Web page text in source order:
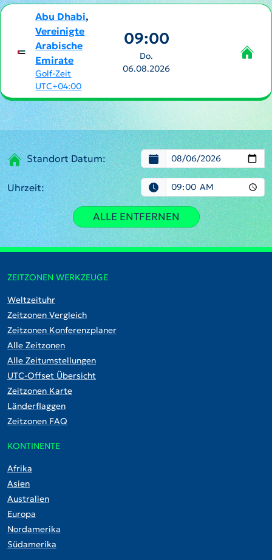
Abu Dhabi,
Vereinigte
Arabische
Emirate
Golf-Zeit
UTC+04:00
09:00
Do.
06.08.2026
Standort Datum:
Uhrzeit:
ALLE ENTFERNEN
ZEITZONEN WERKZEUGE
Weltzeituhr
Zeitzonen Vergleich
Zeitzonen Konferenzplaner
Alle Zeitzonen
Alle Zeitumstellungen
UTC-Offset Übersicht
Zeitzonen Karte
Länderflaggen
Zeitzonen FAQ
KONTINENTE
Afrika
Asien
Australien
Europa
Nordamerika
Südamerika